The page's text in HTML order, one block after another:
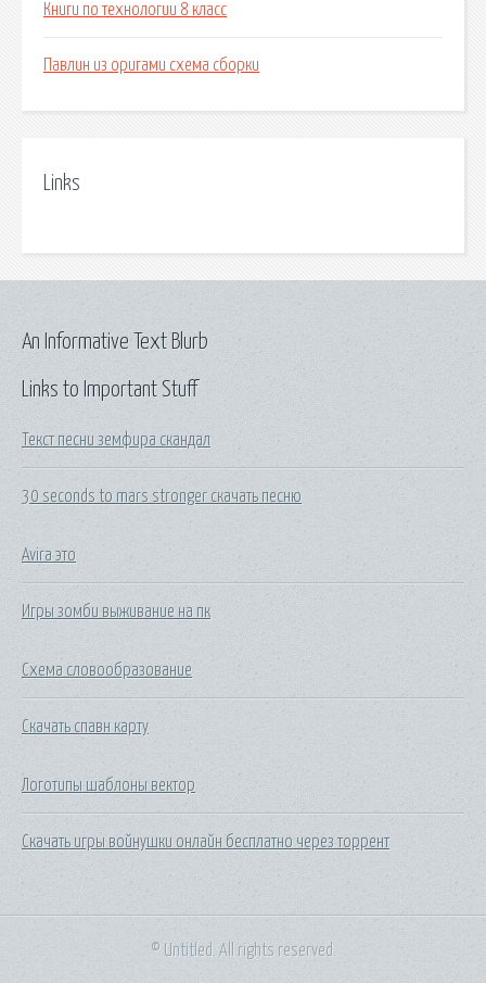
Книги по технологии 8 класс
Павлин из оригами схема сборки
Links
Links to Important Stuff
Текст песни земфира скандал
30 seconds to mars stronger скачать песню
Avira это
Игры зомби выживание на пк
Схема словообразование
Скачать спавн карту
Логотипы шаблоны вектор
Скачать игры войнушки онлайн бесплатно через торрент
An Informative Text Blurb
© Untitled. All rights reserved.